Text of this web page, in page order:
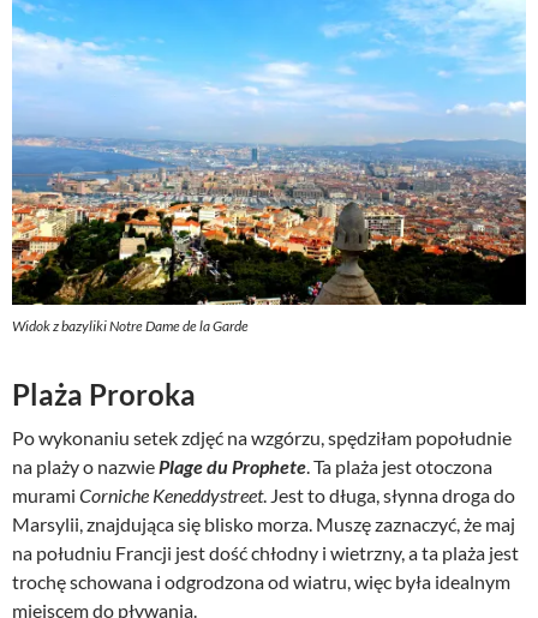
Widok z bazyliki Notre Dame de la Garde
Plaża Proroka
Po wykonaniu setek zdjęć na wzgórzu, spędziłam popołudnie
na plaży o nazwiePlage du Prophete. Ta plaża jest otoczona
murami Corniche Keneddystreet. Jest to długa, słynna droga do
Marsylii, znajdująca się blisko morza. Muszę zaznaczyć, że maj
na południu Francji jest dość chłodny i wietrzny, a ta plaża jest
trochę schowana i odgrodzona od wiatru, więc była idealnym
miejscem do pływania.